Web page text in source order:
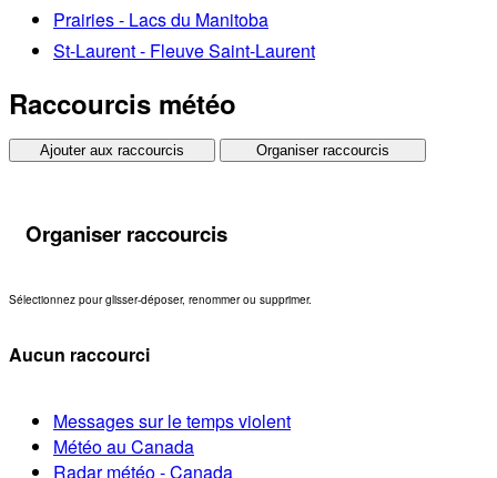
Prairies - Lacs du Manitoba
St-Laurent - Fleuve Saint-Laurent
Raccourcis météo
Ajouter aux raccourcis Organiser raccourcis
Organiser raccourcis
Sélectionnez pour glisser-déposer, renommer ou supprimer.
Aucun raccourci
Messages sur le temps violent
Météo au Canada
Radar météo - Canada